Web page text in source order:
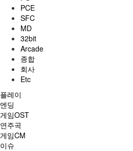
PCE
SFC
MD
32bit
Arcade
종합
회사
Etc
플레이
엔딩
게임OST
연주곡
게임CM
이슈